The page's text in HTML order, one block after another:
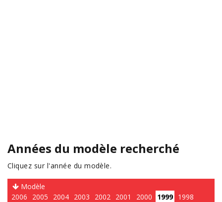
Années du modèle recherché
Cliquez sur l'année du modèle.
Modèle
2006
2005 2004 2003 2002 2001 2000 1999 1998